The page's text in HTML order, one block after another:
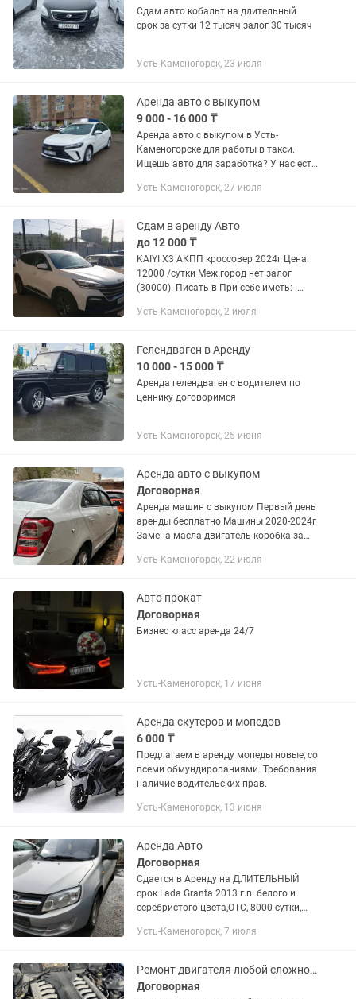
Сдам авто кобальт на длительный
срок за сутки 12 тысяч залог 30 тысяч
Усть-Каменогорск, 23 июля
Аренда авто с выкупом
9 000 - 16 000 ₸
Аренда авто с выкупом в Усть-
Каменогорске для работы в такси.
Ищешь авто для заработка? У нас есть
аренды: Авто 2021-2024 гг.
Усть-Каменогорск, 27 июля
Сдам в аренду Авто
до 12 000 ₸
KAIYI X3 АКПП кроссовер 2024г Цена:
12000 /сутки Меж.город нет залог
(30000). Писать в При себе иметь: -
личности - класс страховки не ниже 8
Усть-Каменогорск, 2 июля
Гелендваген в Аренду
10 000 - 15 000 ₸
Аренда гелендваген с водителем по
ценнику договоримся
Усть-Каменогорск, 25 июня
Аренда авто с выкупом
Договорная
Аренда машин с выкупом Первый день
аренды бесплатно Машины 2020-2024г
Замена масла двигатель-коробка за
Chevrolet Nexia R3 2020-2023г Chevrolet
Усть-Каменогорск, 22 июля
Авто прокат
Договорная
Бизнес класс аренда 24/7
Усть-Каменогорск, 17 июня
Аренда скутеров и мопедов
6 000 ₸
Предлагаем в аренду мопеды новые, со
всеми обмундированиями. Требования
наличие водительских прав.
Усть-Каменогорск, 13 июня
Аренда Авто
Договорная
Сдается в Аренду на ДЛИТЕЛЬНЫЙ
срок Lada Granta 2013 г.в. белого и
серебристого цвета,ОТС, 8000 сутки,
-Каменогорск!
Усть-Каменогорск, 7 июля
Ремонт двигателя любой сложности
Договорная